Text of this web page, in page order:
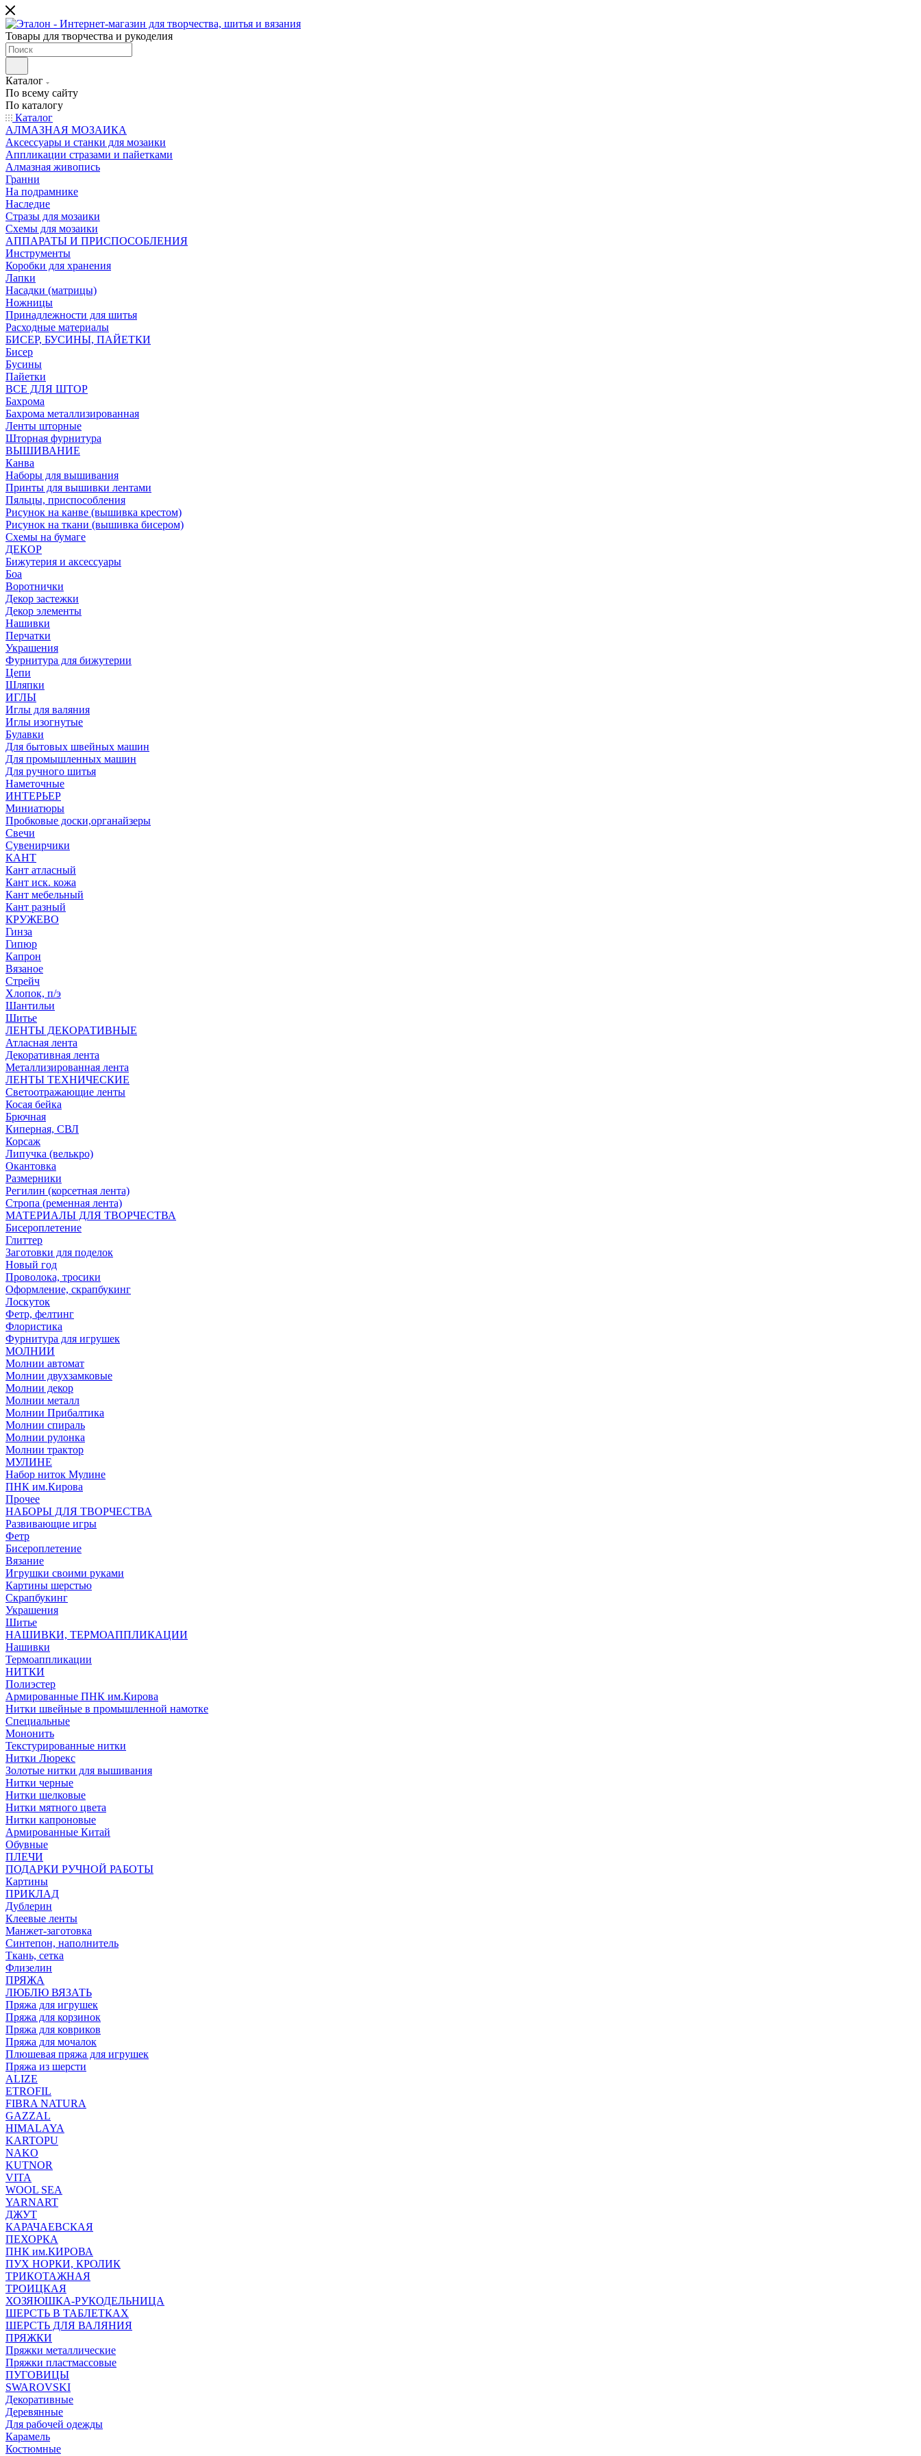
Товары для творчества и рукоделия
Каталог
По всему сайту
По каталогу
Каталог
АЛМАЗНАЯ МОЗАИКА
Аксессуары и станки для мозаики
Аппликации стразами и пайетками
Алмазная живопись
Гранни
На подрамнике
Наследие
Стразы для мозаики
Схемы для мозаики
АППАРАТЫ И ПРИСПОСОБЛЕНИЯ
Инструменты
Коробки для хранения
Лапки
Насадки (матрицы)
Ножницы
Принадлежности для шитья
Расходные материалы
БИСЕР, БУСИНЫ, ПАЙЕТКИ
Бисер
Бусины
Пайетки
ВСЕ ДЛЯ ШТОР
Бахрома
Бахрома металлизированная
Ленты шторные
Шторная фурнитура
ВЫШИВАНИЕ
Канва
Наборы для вышивания
Принты для вышивки лентами
Пяльцы, приспособления
Рисунок на канве (вышивка крестом)
Рисунок на ткани (вышивка бисером)
Схемы на бумаге
ДЕКОР
Бижутерия и аксессуары
Боа
Воротнички
Декор застежки
Декор элементы
Нашивки
Перчатки
Украшения
Фурнитура для бижутерии
Цепи
Шляпки
ИГЛЫ
Иглы для валяния
Иглы изогнутые
Булавки
Для бытовых швейных машин
Для промышленных машин
Для ручного шитья
Наметочные
ИНТЕРЬЕР
Миниатюры
Пробковые доски,органайзеры
Свечи
Сувенирчики
КАНТ
Кант атласный
Кант иск. кожа
Кант мебельный
Кант разный
КРУЖЕВО
Гинза
Гипюр
Капрон
Вязаное
Стрейч
Хлопок, п/э
Шантильи
Шитье
ЛЕНТЫ ДЕКОРАТИВНЫЕ
Атласная лента
Декоративная лента
Металлизированная лента
ЛЕНТЫ ТЕХНИЧЕСКИЕ
Светоотражающие ленты
Косая бейка
Брючная
Киперная, СВЛ
Корсаж
Липучка (велькро)
Окантовка
Размерники
Регилин (корсетная лента)
Стропа (ременная лента)
МАТЕРИАЛЫ ДЛЯ ТВОРЧЕСТВА
Бисероплетение
Глиттер
Заготовки для поделок
Новый год
Проволока, тросики
Оформление, скрапбукинг
Лоскуток
Фетр, фелтинг
Флористика
Фурнитура для игрушек
МОЛНИИ
Молнии автомат
Молнии двухзамковые
Молнии декор
Молнии металл
Молнии Прибалтика
Молнии спираль
Молнии рулонка
Молнии трактор
МУЛИНЕ
Набор ниток Мулине
ПНК им.Кирова
Прочее
НАБОРЫ ДЛЯ ТВОРЧЕСТВА
Развивающие игры
Фетр
Бисероплетение
Вязание
Игрушки своими руками
Картины шерстью
Скрапбукинг
Украшения
Шитье
НАШИВКИ, ТЕРМОАППЛИКАЦИИ
Нашивки
Термоаппликации
НИТКИ
Полиэстер
Армированные ПНК им.Кирова
Нитки швейные в промышленной намотке
Специальные
Мононить
Текстурированные нитки
Нитки Люрекс
Золотые нитки для вышивания
Нитки черные
Нитки шелковые
Нитки мятного цвета
Нитки капроновые
Армированные Китай
Обувные
ПЛЕЧИ
ПОДАРКИ РУЧНОЙ РАБОТЫ
Картины
ПРИКЛАД
Дублерин
Клеевые ленты
Манжет-заготовка
Синтепон, наполнитель
Ткань, сетка
Флизелин
ПРЯЖА
ЛЮБЛЮ ВЯЗАТЬ
Пряжа для игрушек
Пряжа для корзинок
Пряжа для ковриков
Пряжа для мочалок
Плюшевая пряжа для игрушек
Пряжа из шерсти
ALIZE
ETROFIL
FIBRA NATURA
GAZZAL
HIMALAYA
KARTOPU
NAKO
KUTNOR
VITA
WOOL SEA
YARNART
ДЖУТ
КАРАЧАЕВСКАЯ
ПЕХОРКА
ПНК им.КИРОВА
ПУХ НОРКИ, КРОЛИК
ТРИКОТАЖНАЯ
ТРОИЦКАЯ
ХОЗЯЮШКА-РУКОДЕЛЬНИЦА
ШЕРСТЬ В ТАБЛЕТКАХ
ШЕРСТЬ ДЛЯ ВАЛЯНИЯ
ПРЯЖКИ
Пряжки металлические
Пряжки пластмассовые
ПУГОВИЦЫ
SWAROVSKI
Декоративные
Деревянные
Для рабочей одежды
Карамель
Костюмные